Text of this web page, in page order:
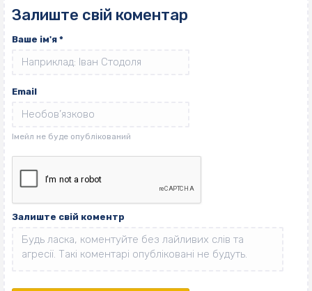
Залиште свій коментар
Ваше ім'я *
Email
Залиште свій коментр